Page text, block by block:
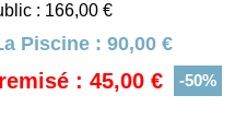
: 166,00 €
Piscine : 90,00 €
: 45,00 € -50%